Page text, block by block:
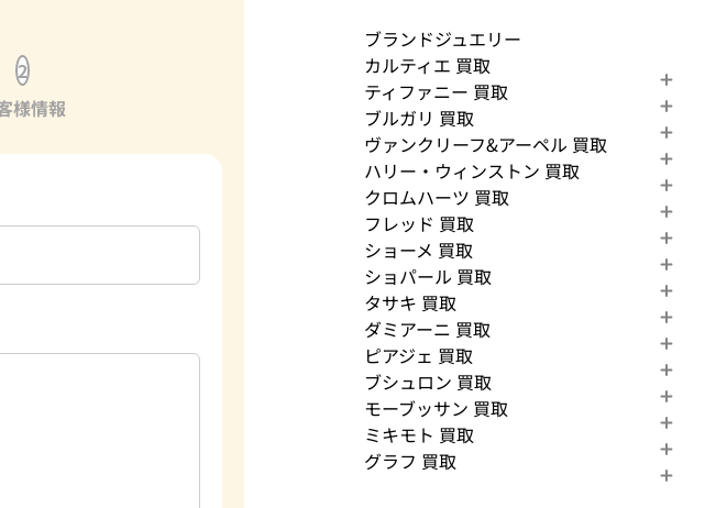
2
様情報
ブランドジュエリー
カルティエ 買取
ティファニー 買取
ブルガリ 買取
ヴァンクリーフ&アーペル 買取
ハリー・ウィンストン 買取
クロムハーツ 買取
フレッド 買取
ショーメ 買取
ショパール 買取
タサキ 買取
ダミアーニ 買取
ピアジェ 買取
ブシュロン 買取
モーブッサン 買取
ミキモト 買取
グラフ 買取